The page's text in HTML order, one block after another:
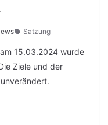
Satzung
15.03.2024 wurde
Ziele und der